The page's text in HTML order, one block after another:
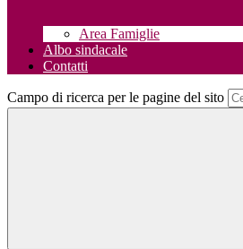
Area Famiglie
Albo sindacale
Contatti
Campo di ricerca per le pagine del sito